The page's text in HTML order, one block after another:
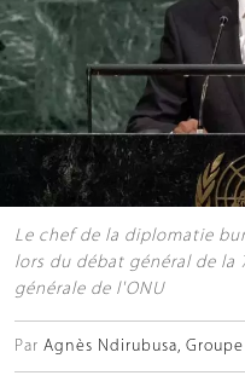
Le chef de la diplomatie
lors du débat général de la
générale de l'ONU
Par Agnès Ndirubusa,